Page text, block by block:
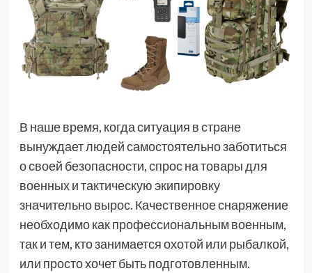
В наше время, когда ситуация в стране
вынуждает людей самостоятельно заботиться
о своей безопасности, спрос на товары для
военных и тактическую экипировку
значительно вырос. Качественное снаряжение
необходимо как профессиональным военным,
так и тем, кто занимается охотой или рыбалкой,
или просто хочет быть подготовленным.